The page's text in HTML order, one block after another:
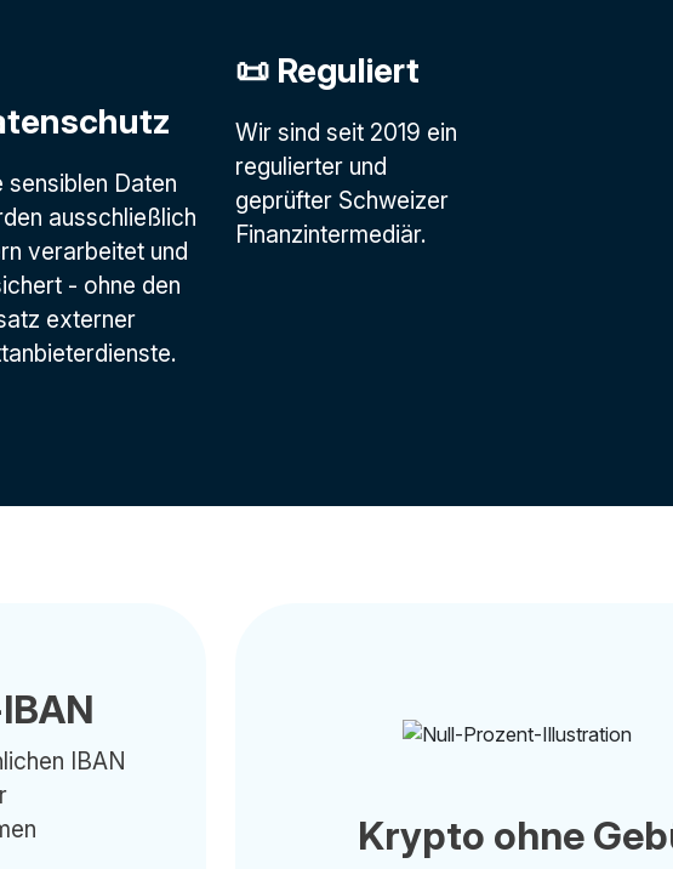
sensiblen Daten
ausschließlich
verarbeitet und
- ohne den
externer
📜 Reguliert
Wir sind seit 2019 ein
regulierter und
geprüfter Schweizer
Finanzintermediär.
IBAN
Krypto ohne